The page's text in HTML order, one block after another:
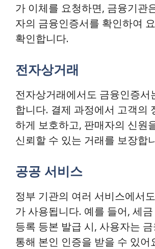
가 이체를 요청하면, 금융기관
자의 금융인증서를 확인하여
확인합니다.
전자상거래
전자상거래에서도 금융인증서
합니다. 결제 과정에서 고객의
하게 보호하고, 판매자의 신원
신뢰할 수 있는 거래를 보장합
공공 서비스
정부 기관의 여러 서비스에서
가 사용됩니다. 예를 들어, 세
등록 등본 발급 시, 사용자는
통해 본인 인증을 받을 수 있어